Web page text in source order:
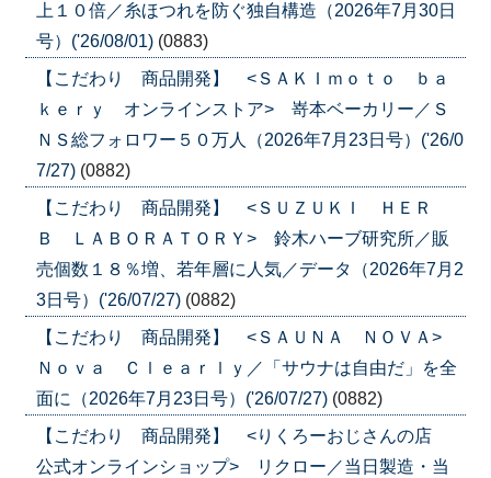
上１０倍／糸ほつれを防ぐ独自構造（2026年7月30日
号）('26/08/01) (0883)
【こだわり 商品開発】 <ＳＡＫＩｍｏｔｏ ｂａ
ｋｅｒｙ オンラインストア> 嵜本ベーカリー／Ｓ
ＮＳ総フォロワー５０万人（2026年7月23日号）('26/0
7/27) (0882)
【こだわり 商品開発】 <ＳＵＺＵＫＩ ＨＥＲ
Ｂ ＬＡＢＯＲＡＴＯＲＹ> 鈴木ハーブ研究所／販
売個数１８％増、若年層に人気／データ（2026年7月2
3日号）('26/07/27) (0882)
【こだわり 商品開発】 <ＳＡＵＮＡ ＮＯＶＡ>
Ｎｏｖａ Ｃｌｅａｒｌｙ／「サウナは自由だ」を全
面に（2026年7月23日号）('26/07/27) (0882)
【こだわり 商品開発】 <りくろーおじさんの店
公式オンラインショップ> リクロー／当日製造・当